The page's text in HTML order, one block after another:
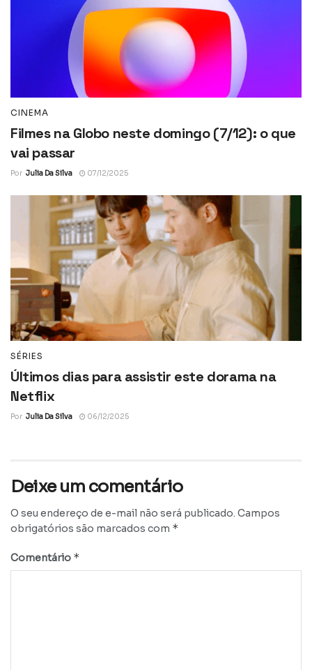
CINEMA
Filmes na Globo neste domingo (7/12): o que
vai passar
Por Julia Da Silva 07/12/2025
SÉRIES
Últimos dias para assistir este dorama na
Netflix
Por Julia Da Silva 06/12/2025
Deixe um comentário
O seu endereço de e-mail não será publicado. Campos
obrigatórios são marcados com *
Comentário *